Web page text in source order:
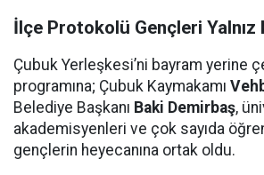
İlçe Protokolü Gençleri Yalnız
Çubuk Yerleşkesi’ni bayram yerine
programına; Çubuk Kaymakamı
Belediye Başkanı Baki Demirbaş,
akademisyenleri ve çok sayıda
gençlerin heyecanına ortak oldu.